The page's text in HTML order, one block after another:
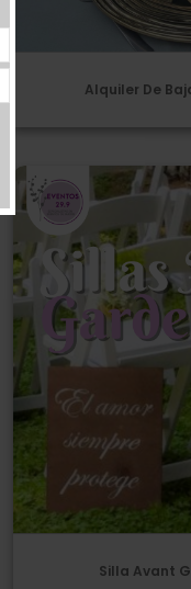
Alquiler De
Silla Avant Garden
Silla Avant